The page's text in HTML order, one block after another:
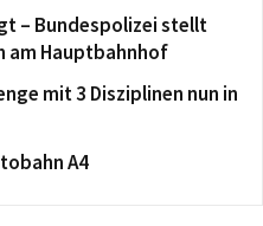
– Bundespolizei stellt
am Hauptbahnhof
mit 3 Disziplinen nun in
A4